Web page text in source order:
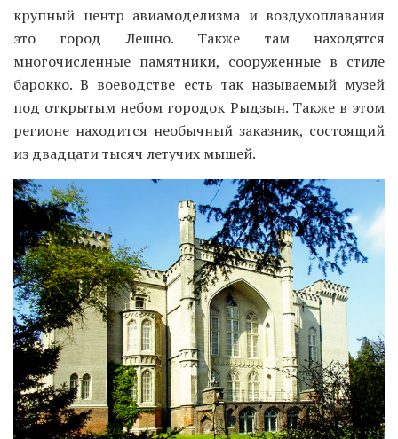
крупный центр авиамоделизма и воздухоплавания
это город Лешно. Также там находятся
многочисленные памятники, сооруженные в стиле
барокко. В воеводстве есть так называемый музей
под открытым небом городок Рыдзын. Также в этом
регионе находится необычный заказник, состоящий
из двадцати тысяч летучих мышей.